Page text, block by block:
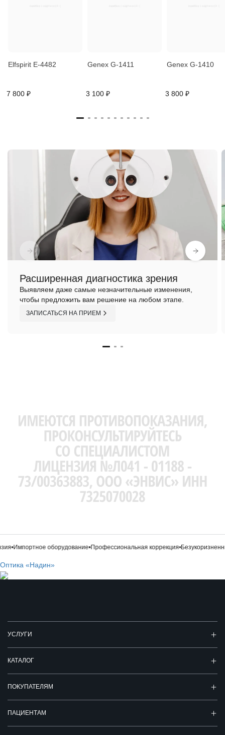
Elfspirit E-4482
7 800 ₽
Genex G-1411
3 100 ₽
Genex G-1410
3 800 ₽
Расширенная диагностика зрения
Выявляем даже самые незначительные изменения,
чтобы предложить вам решение на любом этапе.
ЗАПИСАТЬСЯ НА ПРИЕМ
•Импортное оборудование•Профессиональная коррекция•
Оптика «Надин»
УСЛУГИ
КАТАЛОГ
ПОКУПАТЕЛЯМ
ПАЦИЕНТАМ